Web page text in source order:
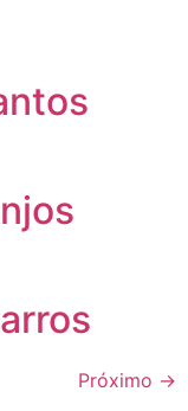
Próximo →